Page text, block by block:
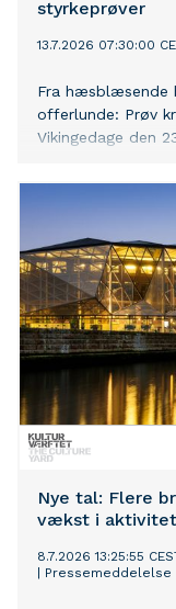
styrkeprøver
13.7.2026 07:30:00
Fra hæsblæsende
offerlunde: Prøv
Vikingedage den
Nye tal: Flere
vækst i aktivitet
8.7.2026 13:25:55
Pressemeddelelse